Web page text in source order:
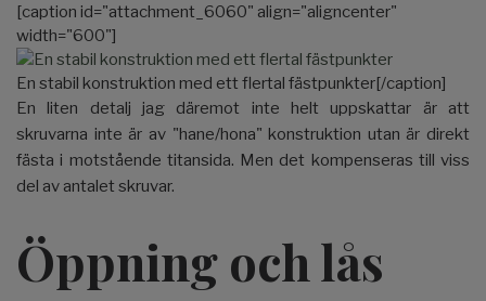
[caption id="attachment_6060" align="aligncenter"
width="600"]
En stabil konstruktion med ett flertal fästpunkter[/caption]
En liten detalj jag däremot inte helt uppskattar är att
skruvarna inte är av "hane/hona" konstruktion utan är direkt
fästa i motstående titansida. Men det kompenseras till viss
del av antalet skruvar.
Öppning och lås